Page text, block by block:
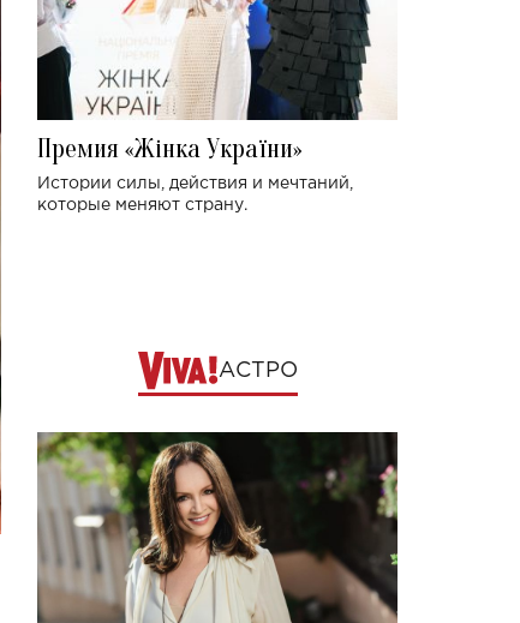
Премия «Жінка України»
Истории силы, действия и мечтаний,
которые меняют страну.
АСТРО